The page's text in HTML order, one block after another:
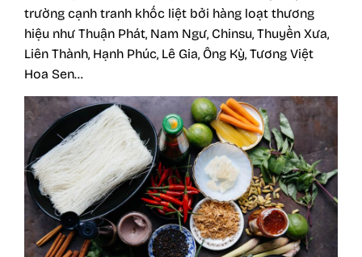
trường cạnh tranh khốc liệt bởi hàng loạt thương
hiệu như Thuận Phát, Nam Ngư, Chinsu, Thuyền Xưa,
Liên Thành, Hạnh Phúc, Lê Gia, Ông Kỳ, Tương Việt
Hoa Sen…